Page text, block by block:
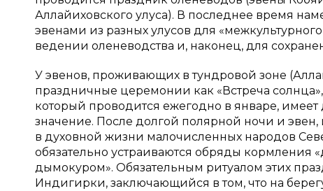
Аллайиховского улуса). В последнее время
эвенами из разных улусов для
ведении оленеводства и, наконец, для
У эвенов, проживающих в тундровой зоне
праздничные церемонии как «Встреча
который проводится ежегодно в январе,
значение. После долгой полярной ночи и
в духовной жизни малочисленных народов
обязательно устраиваются обряды кормления
дымокуром». Обязательным ритуалом этих
Индигирки, заключающийся в том, что на